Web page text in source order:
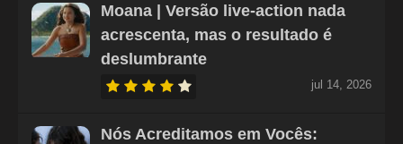
Moana | Versão live-action nada
acrescenta, mas o resultado é
deslumbrante
jul 14, 2026
Nós Acreditamos em Vocês: